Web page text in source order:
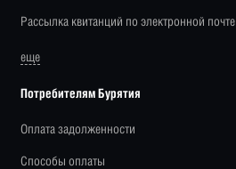
Рассылка квитанций по электронной почте
еще
Потребителям Бурятия
Оплата задолженности
Способы оплаты